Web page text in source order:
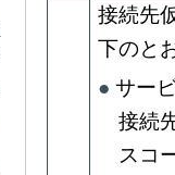
接続先
下のと
サー
接続
スコ